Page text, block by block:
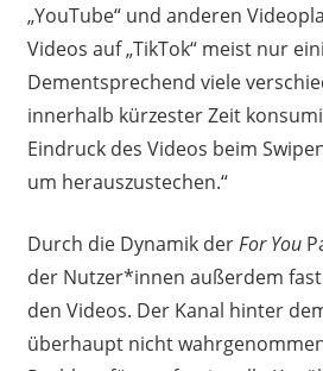
„YouTube“ und anderen
Videos auf „TikTok“ meist nur
Dementsprechend viele
innerhalb kürzester Zeit
Eindruck des Videos beim
um herauszustechen.“
Durch die Dynamik derFor You
der Nutzer*innen außerdem
den Videos. Der Kanal hinter
überhaupt nicht